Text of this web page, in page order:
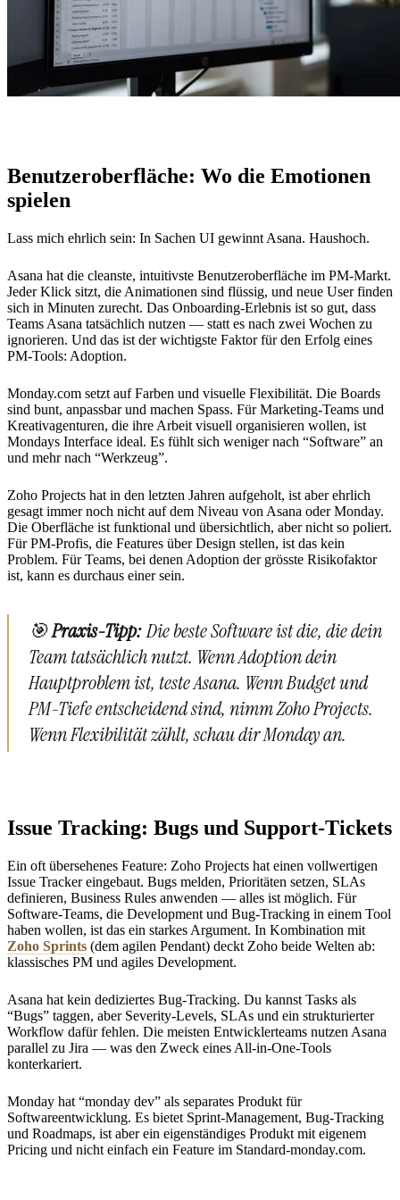
Benutzeroberfläche: Wo die Emotionen
spielen
Lass mich ehrlich sein: In Sachen UI gewinnt Asana. Haushoch.
Asana hat die cleanste, intuitivste Benutzeroberfläche im PM-Markt.
Jeder Klick sitzt, die Animationen sind flüssig, und neue User finden
sich in Minuten zurecht. Das Onboarding-Erlebnis ist so gut, dass
Teams Asana tatsächlich nutzen — statt es nach zwei Wochen zu
ignorieren. Und das ist der wichtigste Faktor für den Erfolg eines
PM-Tools: Adoption.
Monday.com setzt auf Farben und visuelle Flexibilität. Die Boards
sind bunt, anpassbar und machen Spass. Für Marketing-Teams und
Kreativagenturen, die ihre Arbeit visuell organisieren wollen, ist
Mondays Interface ideal. Es fühlt sich weniger nach “Software” an
und mehr nach “Werkzeug”.
Zoho Projects hat in den letzten Jahren aufgeholt, ist aber ehrlich
gesagt immer noch nicht auf dem Niveau von Asana oder Monday.
Die Oberfläche ist funktional und übersichtlich, aber nicht so poliert.
Für PM-Profis, die Features über Design stellen, ist das kein
Problem. Für Teams, bei denen Adoption der grösste Risikofaktor
ist, kann es durchaus einer sein.
🎯Praxis-Tipp:Die beste Software ist die, die dein
Team tatsächlich nutzt. Wenn Adoption dein
Hauptproblem ist, teste Asana. Wenn Budget und
PM-Tiefe entscheidend sind, nimm Zoho Projects.
Wenn Flexibilität zählt, schau dir Monday an.
Issue Tracking: Bugs und Support-Tickets
Ein oft übersehenes Feature: Zoho Projects hat einen vollwertigen
Issue Tracker eingebaut. Bugs melden, Prioritäten setzen, SLAs
definieren, Business Rules anwenden — alles ist möglich. Für
Software-Teams, die Development und Bug-Tracking in einem Tool
haben wollen, ist das ein starkes Argument. In Kombination mit
Zoho Sprints (dem agilen Pendant) deckt Zoho beide Welten ab:
klassisches PM und agiles Development.
Asana hat kein dediziertes Bug-Tracking. Du kannst Tasks als
“Bugs” taggen, aber Severity-Levels, SLAs und ein strukturierter
Workflow dafür fehlen. Die meisten Entwicklerteams nutzen Asana
parallel zu Jira — was den Zweck eines All-in-One-Tools
konterkariert.
Monday hat “monday dev” als separates Produkt für
Softwareentwicklung. Es bietet Sprint-Management, Bug-Tracking
und Roadmaps, ist aber ein eigenständiges Produkt mit eigenem
Pricing und nicht einfach ein Feature im Standard-monday.com.